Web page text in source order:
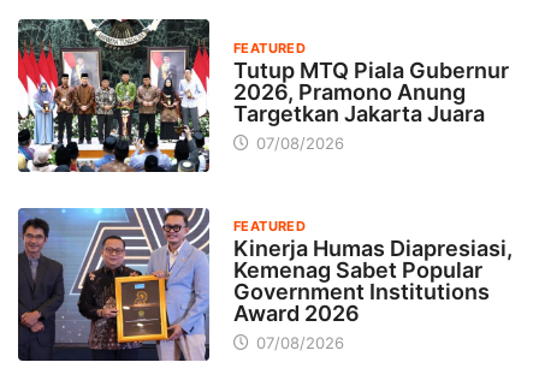
FEATURED
Tutup MTQ Piala Gubernur
2026, Pramono Anung
Targetkan Jakarta Juara
07/08/2026
FEATURED
Kinerja Humas Diapresiasi,
Kemenag Sabet Popular
Government Institutions
Award 2026
07/08/2026